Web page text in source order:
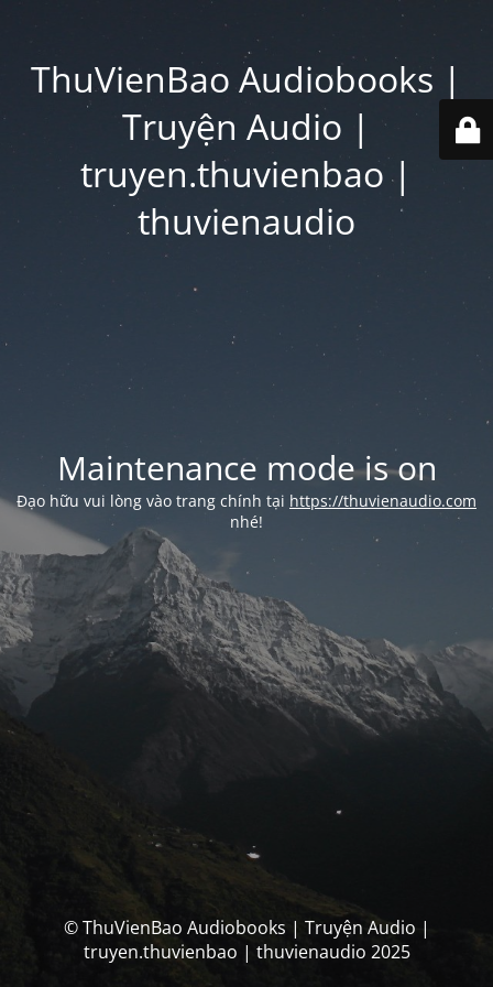
ThuVienBao Audiobooks |
Truyện Audio |
truyen.thuvienbao |
thuvienaudio
Maintenance mode is on
Đạo hữu vui lòng vào trang chính tại https://thuvienaudio.com
nhé!
© ThuVienBao Audiobooks | Truyện Audio |
truyen.thuvienbao | thuvienaudio 2025